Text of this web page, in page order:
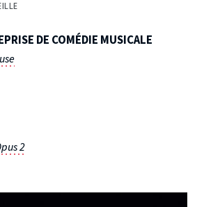
DE COMÉDIE MUSICALE
2